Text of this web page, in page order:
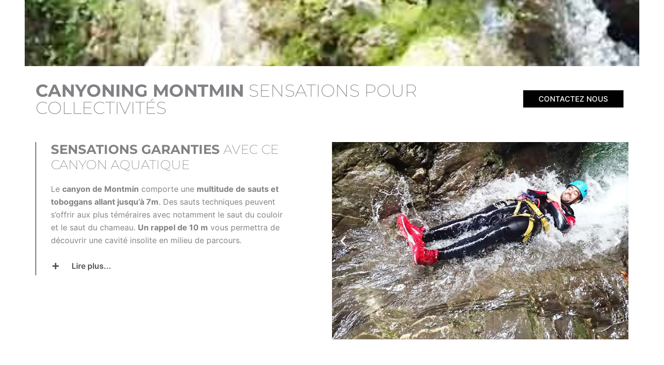
CANYONING MONTMIN SENSATIONS POUR
COLLECTIVITÉS
CONTACTEZ NOUS
SENSATIONS GARANTIES AVEC CE
CANYON AQUATIQUE
Le canyon de Montmin comporte une multitude de sauts et
toboggans allant jusqu’à 7m. Des sauts techniques peuvent
s’offrir aux plus téméraires avec notamment le saut du couloir
et le saut du chameau. Un rappel de 10 m vous permettra de
découvrir une cavité insolite en milieu de parcours.
Lire plus...